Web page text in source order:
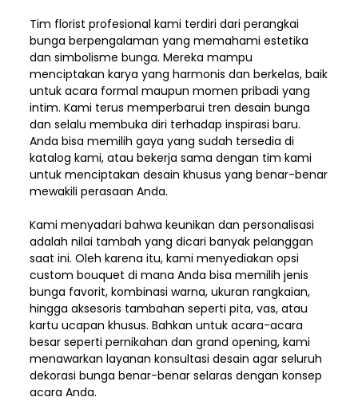
Tim florist profesional kami terdiri dari perangkai
bunga berpengalaman yang memahami estetika
dan simbolisme bunga. Mereka mampu
menciptakan karya yang harmonis dan berkelas, baik
untuk acara formal maupun momen pribadi yang
intim. Kami terus memperbarui tren desain bunga
dan selalu membuka diri terhadap inspirasi baru.
Anda bisa memilih gaya yang sudah tersedia di
katalog kami, atau bekerja sama dengan tim kami
untuk menciptakan desain khusus yang benar-benar
mewakili perasaan Anda.
Kami menyadari bahwa keunikan dan personalisasi
adalah nilai tambah yang dicari banyak pelanggan
saat ini. Oleh karena itu, kami menyediakan opsi
custom bouquet di mana Anda bisa memilih jenis
bunga favorit, kombinasi warna, ukuran rangkaian,
hingga aksesoris tambahan seperti pita, vas, atau
kartu ucapan khusus. Bahkan untuk acara-acara
besar seperti pernikahan dan grand opening, kami
menawarkan layanan konsultasi desain agar seluruh
dekorasi bunga benar-benar selaras dengan konsep
acara Anda.